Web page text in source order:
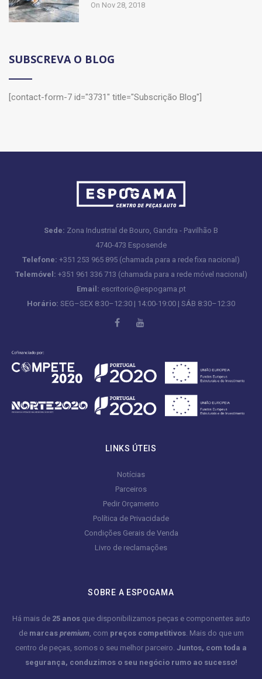
On Nov 28, 2018
SUBSCREVA O BLOG
[contact-form-7 id="3731" title="Subscrição Blog"]
Sede: Zona Industrial de Bouro, Gandra - Pavilhão B
4740-473 Esposende
Telefone: +351 253 965 895 (chamada para a rede fixa nacional)
Telemóvel: +351 961 336 713 (chamada para a rede móvel nacional)
Email: escritorio@espogama.pt
Horário: SEG–SEX 8:30–12:30 | 14:00-19:00 | SÁB 8:30–12:30
LINKS ÚTEIS
Notícias
Parceiros
Pedir Orçamento
Política de Privacidade
Condições Gerais de Venda
Livro de reclamações
SOBRE A ESPOGAMA
Há mais de 25 anosque disponibilizamos peças e componentes auto
de marcas premium, com preços competitivos. Mais do que um
centro de peças, somos o seu melhor parceiro. Juntos, com toda a
segurança, conduzimos o seu negócio rumo ao sucesso!